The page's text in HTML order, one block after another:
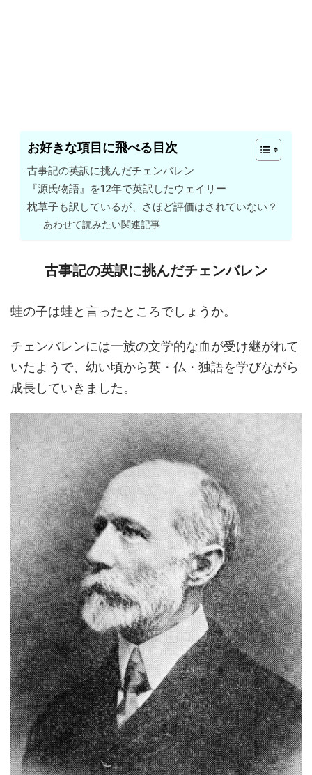
お好きな項目に飛べる目次
古事記の英訳に挑んだチェンバレン
『源氏物語』を12年で英訳したウェイリー
枕草子も訳しているが、さほど評価はされていない？
あわせて読みたい関連記事
古事記の英訳に挑んだチェンバレン
蛙の子は蛙と言ったところでしょうか。
チェンバレンには一族の文学的な血が受け継がれて
いたようで、幼い頃から英・仏・独語を学びながら
成長していきました。